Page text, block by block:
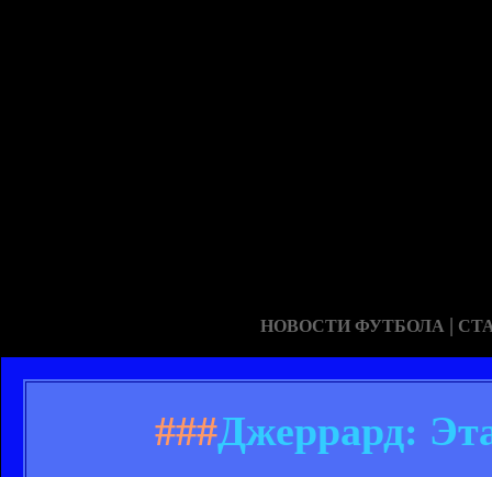
НОВОСТИ ФУТБОЛА |
###Джеррард: